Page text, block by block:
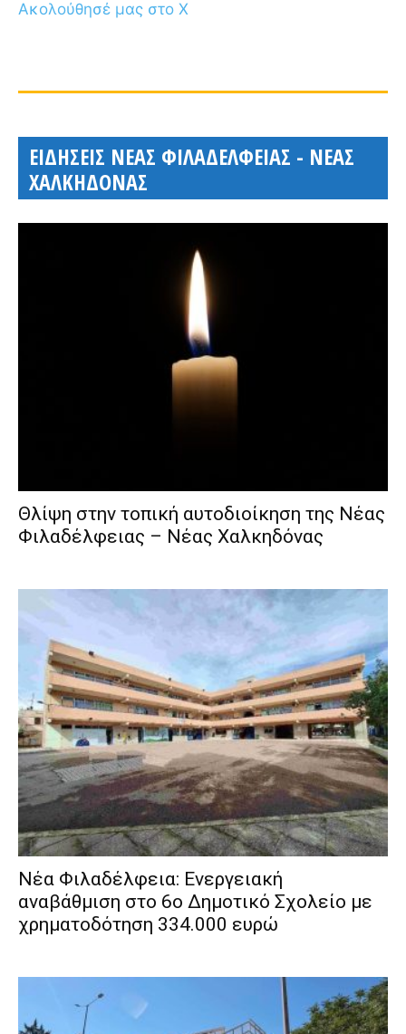
Ακολούθησέ μας στο X
ΕΙΔΗΣΕΙΣ ΝΕΑΣ ΦΙΛΑΔΕΛΦΕΙΑΣ - ΝΕΑΣ
ΧΑΛΚΗΔΟΝΑΣ
Θλίψη στην τοπική αυτοδιοίκηση της Νέας
Φιλαδέλφειας – Νέας Χαλκηδόνας
Νέα Φιλαδέλφεια: Ενεργειακή
αναβάθμιση στο 6ο Δημοτικό Σχολείο με
χρηματοδότηση 334.000 ευρώ